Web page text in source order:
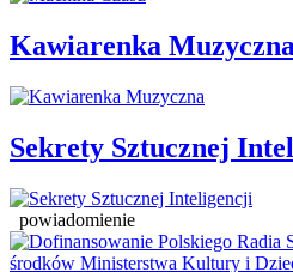
Kawiarenka
Sekrety Sztucznej
powiadomienie